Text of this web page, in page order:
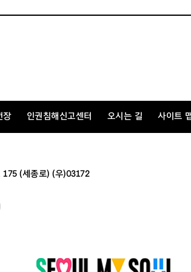
장 인권침해신고센터 오시는 길 사이트
(세종로) (우)03172